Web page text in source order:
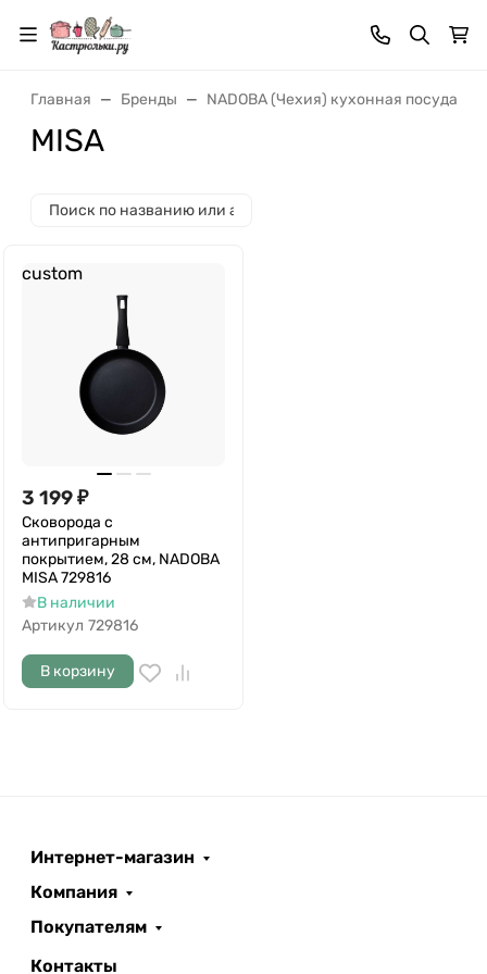
Главная Бренды NADOBA (Чехия) кухонная посуда и
MISA
custom
3 199₽
Сковорода с
антипригарным
покрытием, 28 см, NADOBA
MISA 729816
В наличии
Артикул 729816
В корзину
Интернет-магазин
Компания
Покупателям
Контакты